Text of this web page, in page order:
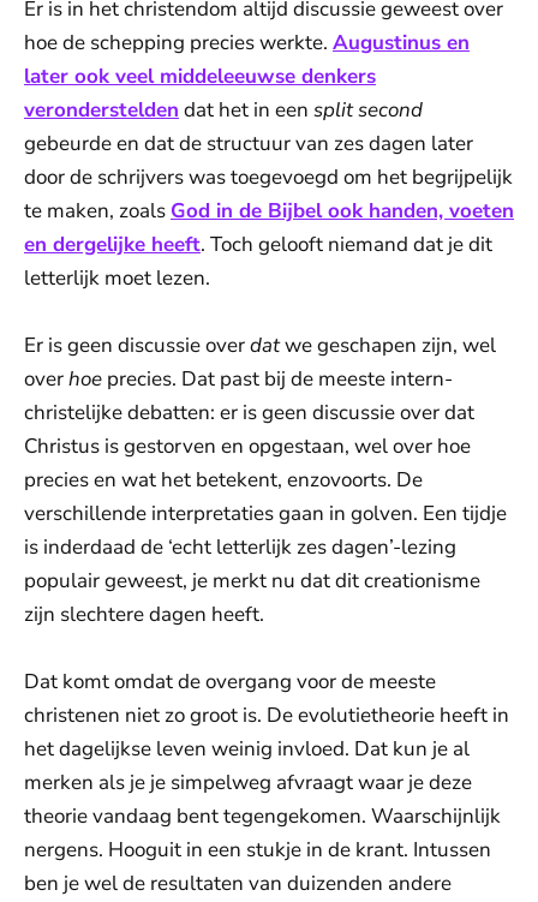
Er is in het christendom altijd discussie geweest over
hoe de schepping precies werkte. Augustinus en
later ook veel middeleeuwse denkers
veronderstelden dat het in een split second
gebeurde en dat de structuur van zes dagen later
door de schrijvers was toegevoegd om het begrijpelijk
te maken, zoals God in de Bijbel ook handen, voeten
en dergelijke heeft. Toch gelooft niemand dat je dit
letterlijk moet lezen.
Er is geen discussie overdatwe geschapen zijn, wel
overhoe precies. Dat past bij de meeste intern-
christelijke debatten: er is geen discussie over dat
Christus is gestorven en opgestaan, wel over hoe
precies en wat het betekent, enzovoorts. De
verschillende interpretaties gaan in golven. Een tijdje
is inderdaad de ‘echt letterlijk zes dagen’-lezing
populair geweest, je merkt nu dat dit creationisme
zijn slechtere dagen heeft.
Dat komt omdat de overgang voor de meeste
christenen niet zo groot is. De evolutietheorie heeft in
het dagelijkse leven weinig invloed. Dat kun je al
merken als je je simpelweg afvraagt waar je deze
theorie vandaag bent tegengekomen. Waarschijnlijk
nergens. Hooguit in een stukje in de krant. Intussen
ben je wel de resultaten van duizenden andere